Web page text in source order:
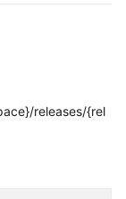
releases/{rel